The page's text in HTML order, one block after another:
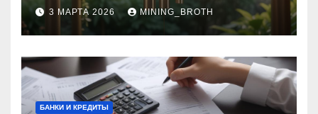
колокольчиков
3 МАРТА 2026 MINING_BROTH
БАНКИ И КРЕДИТЫ